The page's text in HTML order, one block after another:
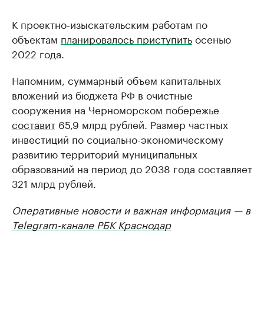
К проектно-изыскательским работам по
объектам планировалось приступитьосенью
2022 года.
Напомним, суммарный объем капитальных
вложений из бюджета РФ в очистные
сооружения на Черноморском побережье
составит 65,9 млрд рублей. Размер частных
инвестиций по социально-экономическому
развитию территорий муниципальных
образований на период до 2038 года составляет
321 млрд рублей.
Оперативные новости и важная информация — в
Telegram-канале РБК Краснодар